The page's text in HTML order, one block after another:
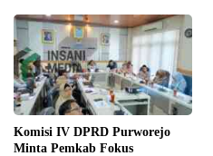
Komisi IV DPRD Purworejo
Minta Pemkab Fokus